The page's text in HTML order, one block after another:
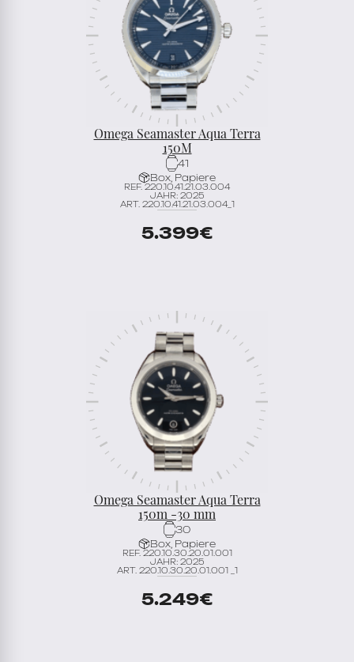
Omega Seamaster Aqua Terra
150M
41
Box, Papiere
REF. 220.10.41.21.03.004
JAHR: 2025
ART. 220.10.41.21.03.004_1
5.399€
Omega Seamaster Aqua Terra
150m -30 mm
30
Box, Papiere
REF. 220.10.30.20.01.001
JAHR: 2025
ART. 220.10.30.20.01.001 _1
5.249€